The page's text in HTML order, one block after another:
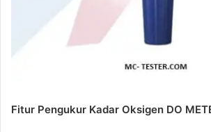
Fitur Pengukur Kadar Oksigen DO